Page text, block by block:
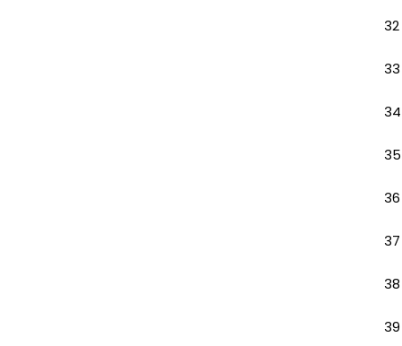
32
33
34
35
36
37
38
39